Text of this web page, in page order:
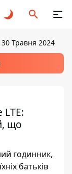
30 Травня 2024
що
годинник,
батьків